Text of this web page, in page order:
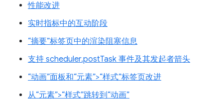
性能改进
实时指标中的互动阶段
“摘要”标签页中的渲染阻塞信息
支持 scheduler.postTask 事件及其发起者箭头
“动画”面板和“元素”>“样式”标签页改进
从“元素”>“样式”跳转到“动画”